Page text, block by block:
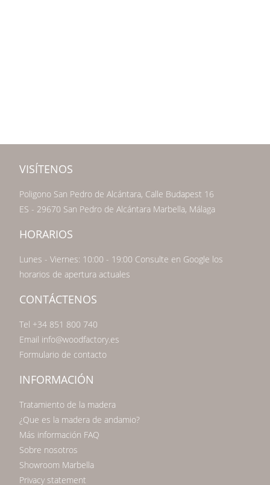
VISÍTENOS
Poligono San Pedro de Alcántara, Calle Budapest 16
ES - 29670 San Pedro de Alcántara Marbella, Málaga
HORARIOS
Lunes - Viernes: 10:00 - 19:00 Consulte en Google los
horarios de apertura actuales
CONTÁCTENOS
Tel +34 851 800 740
Email info@woodfactory.es
Formulario de contacto
INFORMACIÓN
Tratamiento de la madera
¿Que es la madera de andamio?
Más información FAQ
Sobre nosotros
Showroom Marbella
Privacy statement